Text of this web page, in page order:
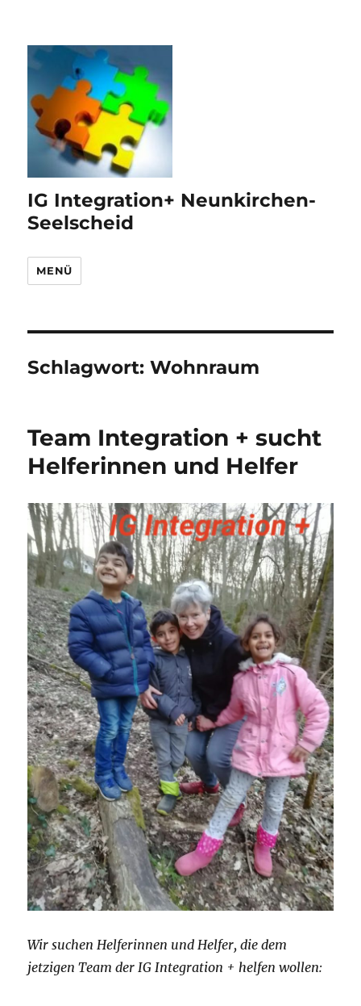
IG Integration+ Neunkirchen-
Seelscheid
MENÜ
Schlagwort:Wohnraum
Team Integration + sucht
Helferinnen und Helfer
Wir suchen Helferinnen und Helfer, die dem
jetzigen Team der IG Integration + helfen wollen: